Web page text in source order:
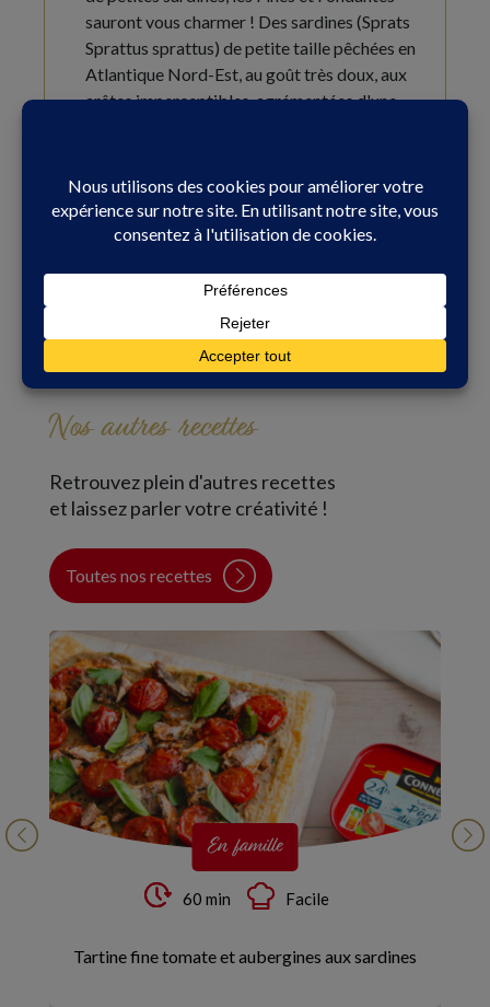
sauront vous charmer ! Des sardines (Sprats
Sprattus sprattus) de petite taille pêchées en
Atlantique Nord-Est, au goût très doux, aux
arêtes imperceptibles, agrémentées d'une
Voir le produit
Oú acheter ce produit ?
Nos autres recettes
Retrouvez plein d'autres recettes
et laissez parler votre créativité !
Toutes nos recettes
En famille
60 min Facile
Tartine fine tomate et aubergines aux sardines